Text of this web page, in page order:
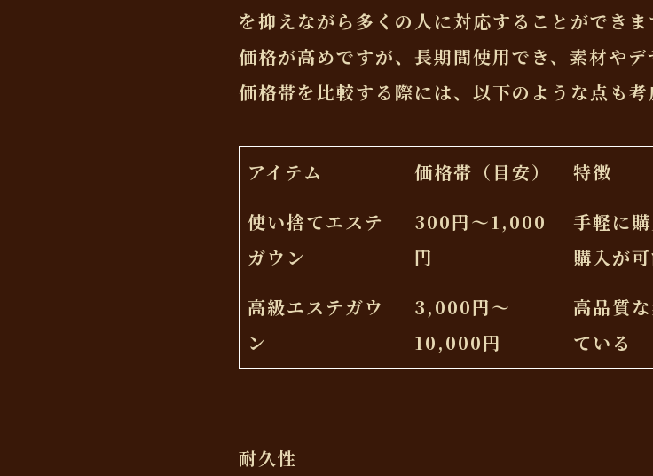
を抑えながら多くの人に対応することができ
価格が高めですが、長期間使用でき、素材やデ
価格帯を比較する際には、以下のような点も考
アイテム 価格帯（目安）
特徴
使い捨てエステ
ガウン
300円〜1,000
円
手軽に
購入が
高級エステガウ
ン
3,000円〜
10,000円
高品質
ている
耐久性